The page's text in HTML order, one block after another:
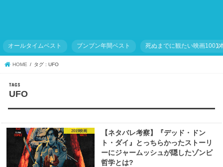
オールタイムベスト ブンブン年間ベスト 死ぬまでに観たい映画1001
HOME タグ : UFO
UFO
2019映画
【ネタバレ考察】『デッド・ドン
ト・ダイ』とっちらかったストーリ
ーにジャームッシュが隠したゾンビ
哲学とは?